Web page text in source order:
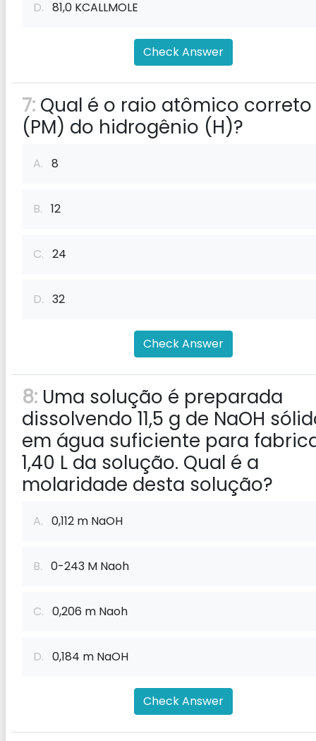
D. 81,0 KCALLMOLE
Check Answer
7: Qual é o raio atômico correto
(PM) do hidrogênio (H)?
A. 8
B. 12
C. 24
D. 32
Check Answer
8: Uma solução é preparada
dissolvendo 11,5 g de NaOH
em água suficiente para
1,40 L da solução. Qual é a
molaridade desta solução?
A. 0,112 m NaOH
B. 0-243 M Naoh
C. 0,206 m Naoh
D. 0,184 m NaOH
Check Answer